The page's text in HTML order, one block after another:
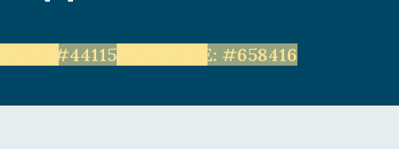
LEVE: #44115 Unge LEVE: #658416